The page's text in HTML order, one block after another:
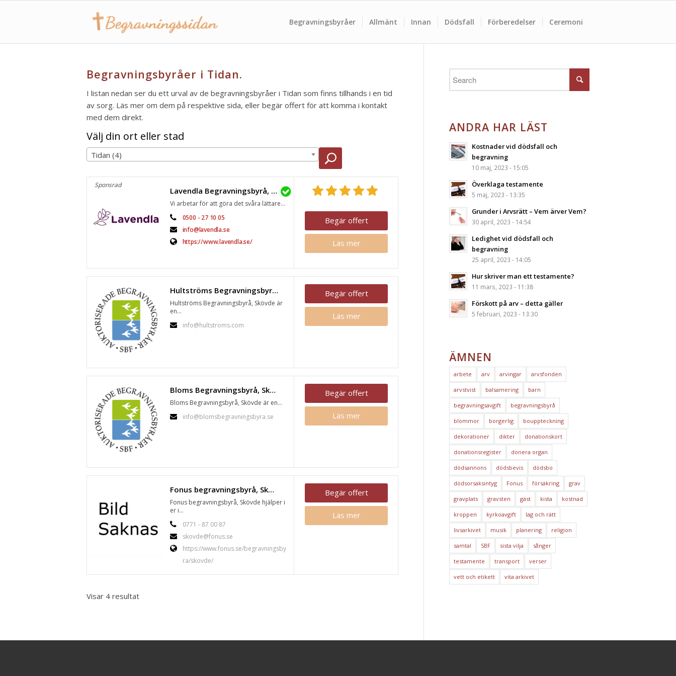
Begravningsbyråer Allmänt Innan Dödsfall Förberedelser Ceremoni
Begravningsbyråer i Tidan.
I listan nedan ser du ett urval av de begravningsbyråer i Tidan som finns tillhands i en tid
av sorg. Läs mer om dem på respektive sida, eller begär offert för att komma i kontakt
med dem direkt.
Välj din ort eller stad
Tidan (4)
Sponsrad
Lavendla Begravningsbyrå, Skövde
Vi arbetar för att göra det svåra lättare...
0500 - 27 10 05
info@lavendla.se
https://www.lavendla.se/
Begär offert
Läs mer
Hultströms Begravningsbyrå, Skövde
Hultströms Begravningsbyrå, Skövde är
en...
info@hultstroms.com
Begär offert
Läs mer
Bloms Begravningsbyrå, Skövde
Bloms Begravningsbyrå, Skövde är en...
info@blomsbegravningsbyra.se
Begär offert
Läs mer
Fonus begravningsbyrå, Skövde
Fonus begravningsbyrå, Skövde hjälper i
er i...
0771 - 87 00 87
skovde@fonus.se
https://www.fonus.se/begravningsby
ra/skovde/
Begär offert
Läs mer
Visar 4 resultat
ANDRA HAR LÄST
Kostnader vid dödsfall och
begravning
10 maj, 2023 - 15:05
Överklaga testamente
5 maj, 2023 - 13:35
Grunder i Arvsrätt – Vem ärver Vem?
30 april, 2023 - 14:54
Ledighet vid dödsfall och
begravning
25 april, 2023 - 14:05
Hur skriver man ett testamente?
11 mars, 2023 - 11:38
Förskott på arv – detta gäller
5 februari, 2023 - 13:30
ÄMNEN
arbete arv arvingar arvsfonden
arvstvist balsamering barn
begravningsavgift begravningsbyrå
blommor borgerlig bouppteckning
dekorationer dikter donationskort
donationsregister donera organ
dödsannons dödsbevis dödsbo
dödsorsaksintyg Fonus försäkring grav
gravplats gravsten gäst kista kostnad
kroppen kyrkoavgift lag och rätt
livsarkivet musik planering religion
samtal SBF sista vilja sånger
testamente transport verser
vett och etikett vita arkivet